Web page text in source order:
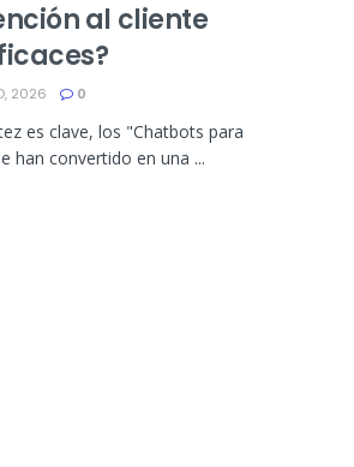
al cliente
2026 0
es clave, los "Chatbots para
han convertido en una ...